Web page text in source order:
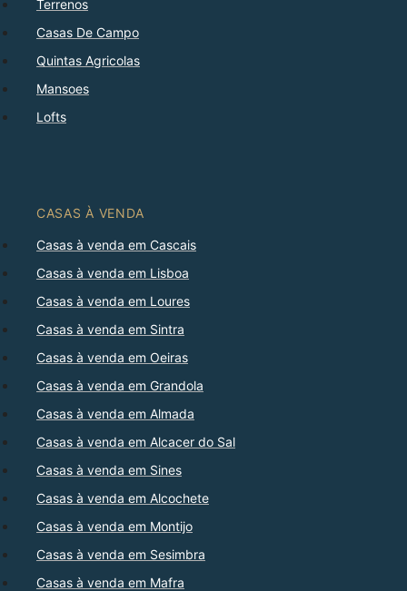
Terrenos
Casas De Campo
Quintas Agricolas
Mansoes
Lofts
CASAS À VENDA
Casas à venda em Cascais
Casas à venda em Lisboa
Casas à venda em Loures
Casas à venda em Sintra
Casas à venda em Oeiras
Casas à venda em Grandola
Casas à venda em Almada
Casas à venda em Alcacer do Sal
Casas à venda em Sines
Casas à venda em Alcochete
Casas à venda em Montijo
Casas à venda em Sesimbra
Casas à venda em Mafra